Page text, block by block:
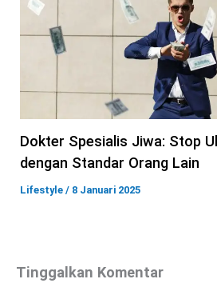
Dokter Spesialis Jiwa: Stop
dengan Standar Orang Lain
Lifestyle / 8 Januari 2025
Tinggalkan Komentar